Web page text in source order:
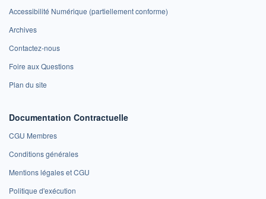
Accessibilité Numérique (partiellement conforme)
Archives
Contactez-nous
Foire aux Questions
Plan du site
Documentation Contractuelle
CGU Membres
Conditions générales
Mentions légales et CGU
Politique d'exécution